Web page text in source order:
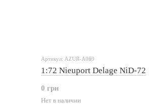
Артикул: AZUR-A069
1:72 Nieuport Delage NiD-72
0 грн
Нет в наличии